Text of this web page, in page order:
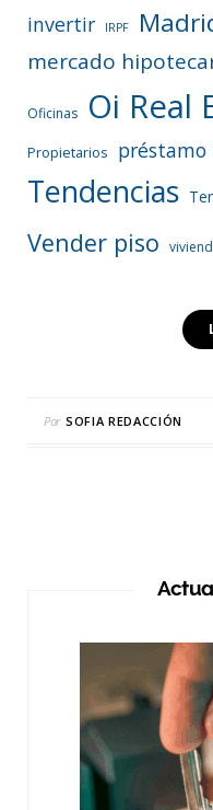
invertir IRPF
mercado
Oficinas Oi Real
Propietarios
Tendencias
Vender piso
Por SOFIA REDACCIÓN